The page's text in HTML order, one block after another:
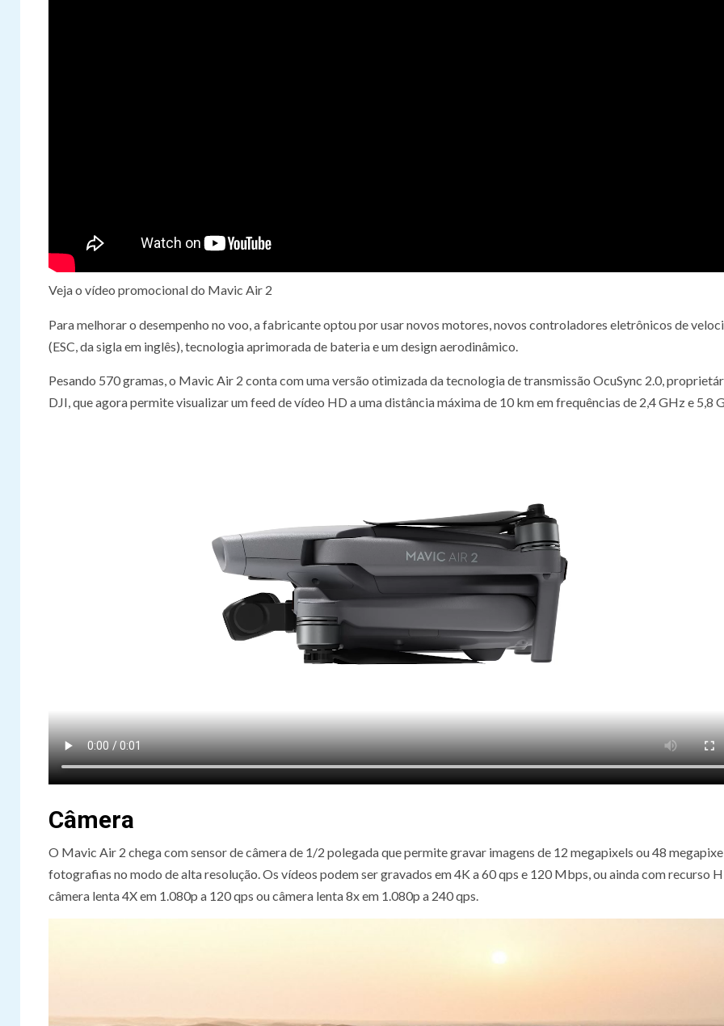
Veja o vídeo promocional do Mavic Air 2
Para melhorar o desempenho no voo, a fabricante optou por usar novos motores, novos controladores eletrônicos de
(ESC, da sigla em inglês), tecnologia aprimorada de bateria e um design aerodinâmico.
Pesando 570 gramas, o Mavic Air 2 conta com uma versão otimizada da tecnologia de transmissão OcuSync 2.0,
DJI, que agora permite visualizar um feed de vídeo HD a uma distância máxima de 10 km em frequências de 2,4 GHz e 5,8
Câmera
O Mavic Air 2 chega com sensor de câmera de 1/2 polegada que permite gravar imagens de 12 megapixels ou 48
fotografias no modo de alta resolução. Os vídeos podem ser gravados em 4K a 60 qps e 120 Mbps, ou ainda com recurso
câmera lenta 4X em 1.080p a 120 qps ou câmera lenta 8x em 1.080p a 240 qps.